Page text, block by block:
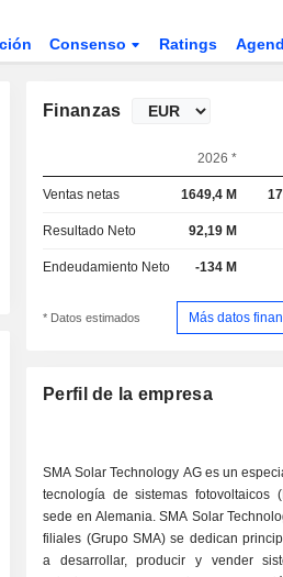
Consenso Ratings
Finanzas
2026 *
Ventas netas 1649,4 M
Resultado Neto 92,19 M
Endeudamiento Neto -134 M
* Datos estimados Más datos
Perfil de la empresa
SMA Solar Technology AG es un
tecnología de sistemas fotovoltaicos
sede en Alemania. SMA Solar
filiales (Grupo SMA) se dedican
a desarrollar, producir y vender